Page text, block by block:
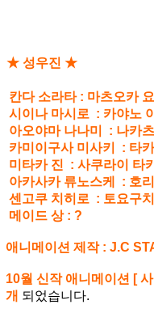
★ 성우진 ★
칸다 소라타 : 마츠오카
시이나 마시로 : 카야노
아오야마 나나미 : 나카
카미이구사 미사키 : 타
미타카 진 : 사쿠라이 타
아카사카 류노스케 : 호리
센고쿠 치히로 : 토요구치
메이드 상 : ?
애니메이션 제작 : J.C
10월 신작 애니메이션 [
개 되었습니다.